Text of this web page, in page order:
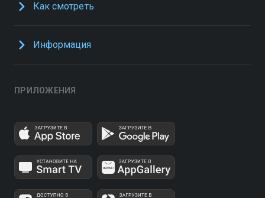
Как смотреть
Информация
ПРИЛОЖЕНИЯ